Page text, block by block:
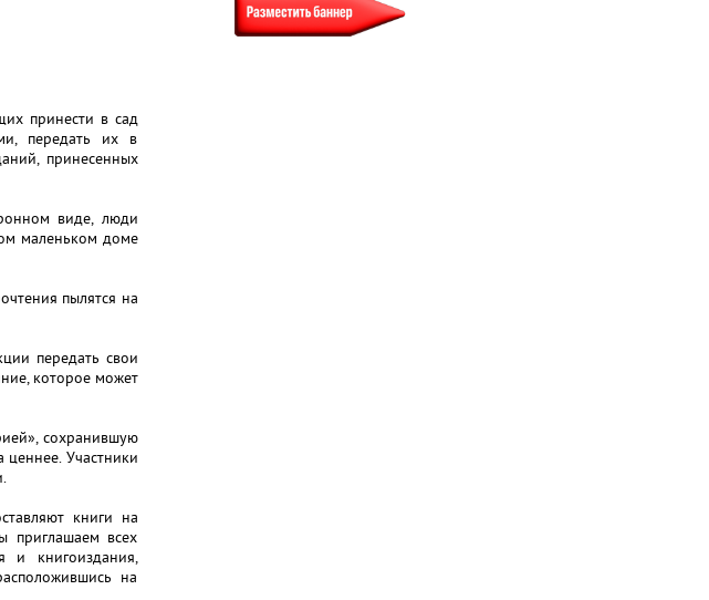
принести в сад
передать их в
принесенных
виде, люди
маленьком доме
пылятся на
передать свои
которое может
сохранившую
ценнее. Участники
книги на
приглашаем всех
и книгоиздания,
на